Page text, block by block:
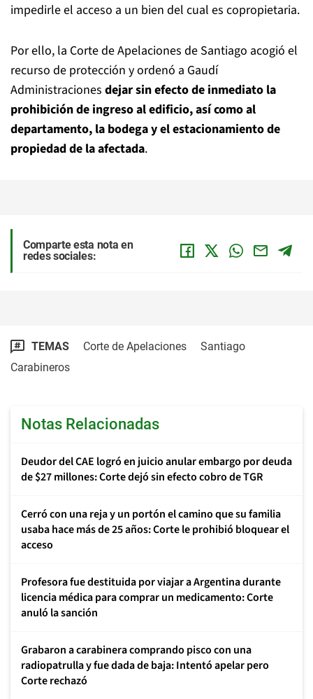
impedirle el acceso a un bien del cual es copropietaria.
Por ello, la Corte de Apelaciones de Santiago acogió el
recurso de protección y ordenó a Gaudí
Administraciones dejar sin efecto de inmediato la
prohibición de ingreso al edificio, así como al
departamento, la bodega y el estacionamiento de
propiedad de la afectada.
Comparte esta nota en
redes sociales:
TEMAS Corte de Apelaciones
Santiago
Carabineros
Notas Relacionadas
Deudor del CAE logró en juicio anular embargo por deuda
de $27 millones: Corte dejó sin efecto cobro de TGR
Cerró con una reja y un portón el camino que su familia
usaba hace más de 25 años: Corte le prohibió bloquear el
acceso
Profesora fue destituida por viajar a Argentina durante
licencia médica para comprar un medicamento: Corte
anuló la sanción
Grabaron a carabinera comprando pisco con una
radiopatrulla y fue dada de baja: Intentó apelar pero
Corte rechazó